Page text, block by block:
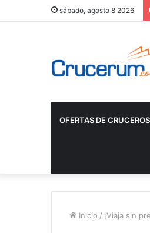
sábado, agosto 8 2026
OFERTAS DE CRUCEROS
Inicio / ¡Viaja sin